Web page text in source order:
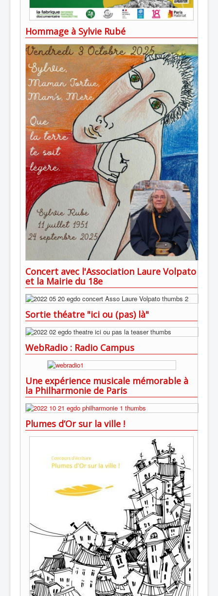
Hommage à Sylvie Rubé
Concert avec l'Association Laure Volpato
et la Mairie du 18e
Sortie théatre "ici ou (pas) là"
WebRadio : Radio Campus
Une expérience musicale mémorable à
la Philharmonie de Paris
Plumes d’Or sur la ville !